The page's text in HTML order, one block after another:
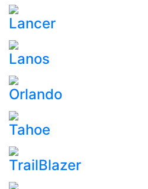
Lancer
Lanos
Orlando
Tahoe
TrailBlazer